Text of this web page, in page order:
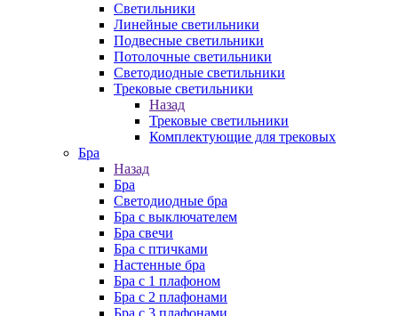
Светильники
Линейные светильники
Подвесные светильники
Потолочные светильники
Светодиодные светильники
Трековые светильники
Назад
Трековые светильники
Комплектующие для трековых
Бра
Назад
Бра
Светодиодные бра
Бра с выключателем
Бра свечи
Бра с птичками
Настенные бра
Бра с 1 плафоном
Бра с 2 плафонами
Бра с 3 плафонами